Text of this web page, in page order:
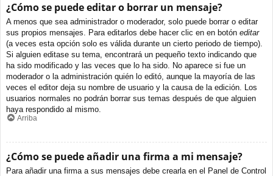
¿Cómo se puede editar o borrar un mensaje?
A menos que sea administrador o moderador, solo puede borrar o editar
sus propios mensajes. Para editarlos debe hacer clic en en botón editar
(a veces esta opción solo es válida durante un cierto periodo de tiempo).
Si alguien editase su tema, encontrará un pequeño texto indicando que
ha sido modificado y las veces que lo ha sido. No aparece si fue un
moderador o la administración quién lo editó, aunque la mayoría de las
veces el editor deja su nombre de usuario y la causa de la edición. Los
usuarios normales no podrán borrar sus temas después de que alguien
haya respondido al mismo.
Arriba
¿Cómo se puede añadir una firma a mi mensaje?
Para añadir una firma a sus mensajes debe crearla en el Panel de Control